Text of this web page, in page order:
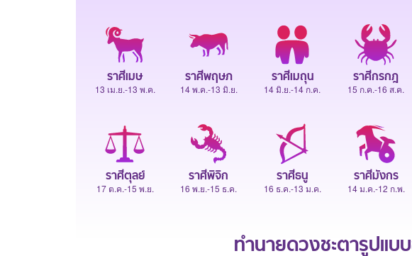
ราศีเมษ
13 เม.ย.-13 พ.ค.
ราศีพฤษภ
14 พ.ค.-13 มิ.ย.
ราศีเมถุน
14 มิ.ย.-14 ก.ค.
ราศีกรกฎ
15 ก.ค.-16 ส.ค.
ราศีตุลย์
17 ต.ค.-15 พ.ย.
ราศีพิจิก
16 พ.ย.-15 ธ.ค.
ราศีธนู
16 ธ.ค.-13 ม.ค.
ราศีมังกร
14 ม.ค.-12 ก.พ.
ทำนายดวงชะตารูปแบ